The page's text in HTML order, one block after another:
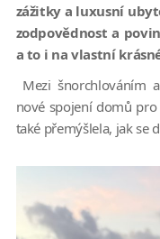
zážitky a luxusní
zodpovědnost a
a to i na vlastní
Mezi šnorchlováním
nové spojení domů
také přemýšlela, jak se